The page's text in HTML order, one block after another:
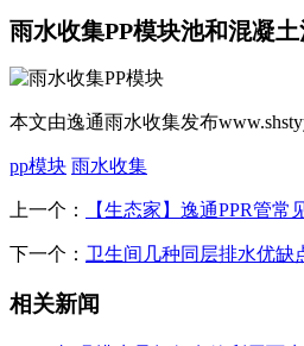
雨水收集PP模块池和混凝
本文由逸通雨水收集发布
pp模块 雨水收集
上一个： 【生态家】逸通PPR管常
下一个： 卫生间几种同层排水优缺
相关新闻